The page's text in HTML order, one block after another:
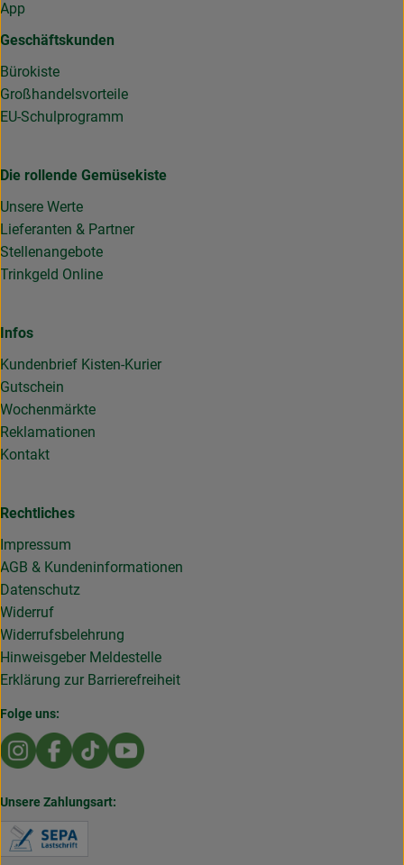
App
Geschäftskunden
Bürokiste
Großhandelsvorteile
EU-Schulprogramm
Die rollende Gemüsekiste
Unsere Werte
Lieferanten & Partner
Stellenangebote
Trinkgeld Online
Infos
Kundenbrief Kisten-Kurier
Gutschein
Wochenmärkte
Reklamationen
Kontakt
Rechtliches
Impressum
AGB & Kundeninformationen
Datenschutz
Widerruf
Widerrufsbelehrung
Hinweisgeber Meldestelle
Erklärung zur Barrierefreiheit
Folge uns:
Externer Link zu https://www.instagram.com/
Externer Link zu https://www.facebook.com/
Externer Link zu https://www.tiktok.com/
Externer Link zu https://
Unsere Zahlungsart: